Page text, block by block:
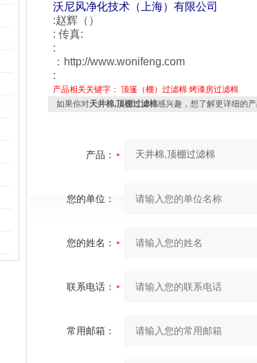
沃尼风净化技术（ 上海） 有限公司
:赵辉（）
: 传真:
:
：http://www.wonifeng.com
:
产品相关关键字： 顶篷（棚）过滤棉 烤漆房过滤棉
如果你对天井棉,顶棚过滤棉感兴趣，想了解更详细的
产品：
您的单位：
您的姓名：
联系电话：
常用邮箱：